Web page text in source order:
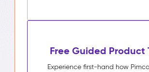
Free Guided Product
Experience first-hand how